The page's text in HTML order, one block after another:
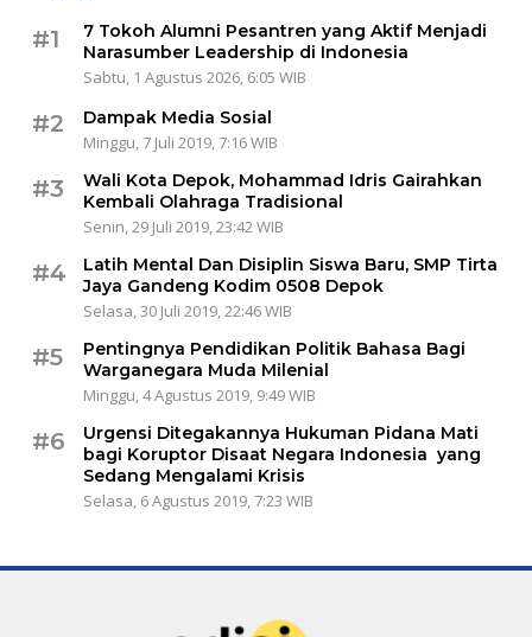
#1
7 Tokoh Alumni Pesantren yang Aktif Menjadi
Narasumber Leadership di Indonesia
Sabtu, 1 Agustus 2026, 6:05 WIB
#2
Dampak Media Sosial
Minggu, 7 Juli 2019, 7:16 WIB
#3
Wali Kota Depok, Mohammad Idris Gairahkan
Kembali Olahraga Tradisional
Senin, 29 Juli 2019, 23:42 WIB
#4
Latih Mental Dan Disiplin Siswa Baru, SMP Tirta
Jaya Gandeng Kodim 0508 Depok
Selasa, 30 Juli 2019, 22:46 WIB
#5
Pentingnya Pendidikan Politik Bahasa Bagi
Warganegara Muda Milenial
Minggu, 4 Agustus 2019, 9:49 WIB
#6
Urgensi Ditegakannya Hukuman Pidana Mati
bagi Koruptor Disaat Negara Indonesia yang
Sedang Mengalami Krisis
Selasa, 6 Agustus 2019, 7:23 WIB